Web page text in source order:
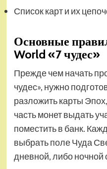
Список карт и их
Основные
World «7 чудес»
Прежде чем начать
чудес», нужно
разложить карты
часть монет выдать
поместить в банк.
выбрать поле Чуда
дневной, либо ночной